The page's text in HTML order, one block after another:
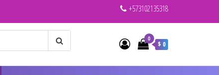
+573102135318
0
$ 0